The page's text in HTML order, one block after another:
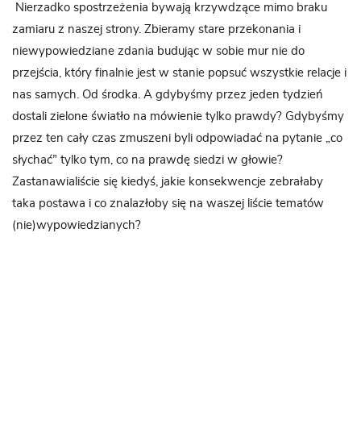
Nierzadko spostrzeżenia bywają krzywdzące mimo braku
zamiaru z naszej strony. Zbieramy stare przekonania i
niewypowiedziane zdania budując w sobie mur nie do
przejścia, który finalnie jest w stanie popsuć wszystkie relacje i
nas samych. Od środka. A gdybyśmy przez jeden tydzień
dostali zielone światło na mówienie tylko prawdy? Gdybyśmy
przez ten cały czas zmuszeni byli odpowiadać na pytanie „co
słychać” tylko tym, co na prawdę siedzi w głowie?
Zastanawialiście się kiedyś, jakie konsekwencje zebrałaby
taka postawa i co znalazłoby się na waszej liście tematów
(nie)wypowiedzianych?